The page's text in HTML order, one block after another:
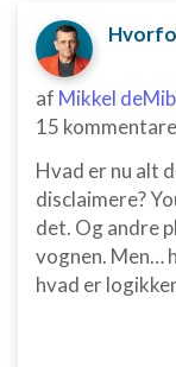
af Mikkel
15
Hvad er nu alt
disclaimere?
det. Og andre
vognen. Men…
hvad er
Identificere
anmodede
Ikke-IAB-
Nødvendig
Ydeevne
Funktionel
Annoncering /